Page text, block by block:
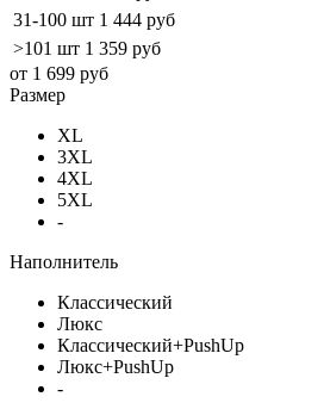
31-100 шт 1 444 руб
>101 шт 1 359 руб
от 1 699 руб
Размер
XL
3XL
4XL
5XL
-
Наполнитель
Классический
Люкс
Классический+PushUp
Люкс+PushUp
-